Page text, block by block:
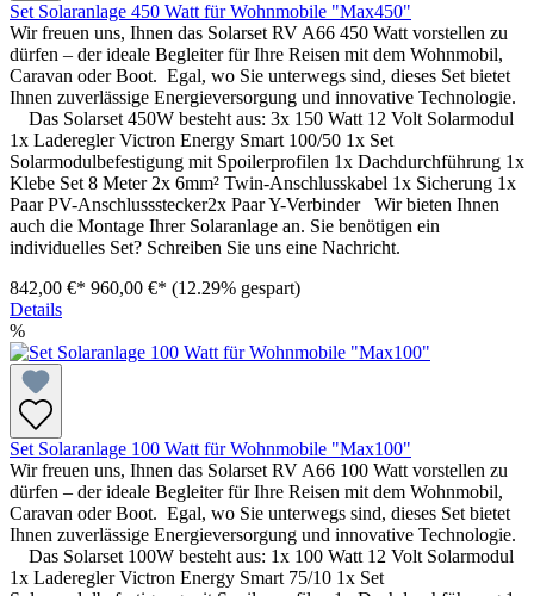
Set Solaranlage 450 Watt für Wohnmobile "Max450"
Wir freuen uns, Ihnen das Solarset RV A66 450 Watt vorstellen zu
dürfen – der ideale Begleiter für Ihre Reisen mit dem Wohnmobil,
Caravan oder Boot. Egal, wo Sie unterwegs sind, dieses Set bietet
Ihnen zuverlässige Energieversorgung und innovative Technologie.
Das Solarset 450W besteht aus: 3x 150 Watt 12 Volt Solarmodul
1x Laderegler Victron Energy Smart 100/50 1x Set
Solarmodulbefestigung mit Spoilerprofilen 1x Dachdurchführung 1x
Klebe Set 8 Meter 2x 6mm² Twin-Anschlusskabel 1x Sicherung 1x
Paar PV-Anschlussstecker2x Paar Y-Verbinder Wir bieten Ihnen
auch die Montage Ihrer Solaranlage an. Sie benötigen ein
individuelles Set? Schreiben Sie uns eine Nachricht.
842,00 €* 960,00 €* (12.29% gespart)
Details
%
Set Solaranlage 100 Watt für Wohnmobile "Max100"
Wir freuen uns, Ihnen das Solarset RV A66 100 Watt vorstellen zu
dürfen – der ideale Begleiter für Ihre Reisen mit dem Wohnmobil,
Caravan oder Boot. Egal, wo Sie unterwegs sind, dieses Set bietet
Ihnen zuverlässige Energieversorgung und innovative Technologie.
Das Solarset 100W besteht aus: 1x 100 Watt 12 Volt Solarmodul
1x Laderegler Victron Energy Smart 75/10 1x Set